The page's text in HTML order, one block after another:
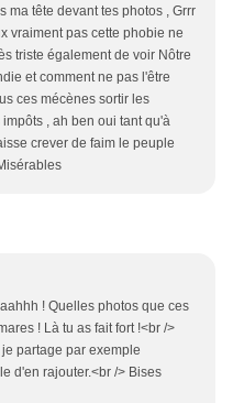
ma tête devant tes photos , Grrr
vraiment pas cette phobie ne
triste également de voir Nôtre
et comment ne pas l'être
ces mécènes sortir les
, ah ben oui tant qu'à
crever de faim le peuple
! Quelles photos que ces
! Là tu as fait fort !<br />
partage par exemple
d'en rajouter.<br /> Bises